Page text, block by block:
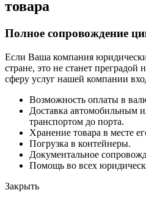
товара
Полное сопровождение
Если Ваша компания
стране, это не станет преградой
сферу услуг нашей компании
Возможность оплаты в
Доставка автомобильным
транспортом до порта.
Хранение товара в месте
Погрузка в контейнеры.
Документальное
Помощь во всех
Закрыть